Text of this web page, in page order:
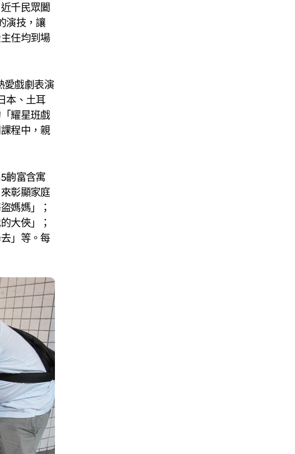
千民眾闔
演技，讓
任均到場
愛戲劇表演
本、土耳
耀星班戲
程中，親
齣富含寓
彰顯家庭
媽媽」；
大俠」；
」等。每